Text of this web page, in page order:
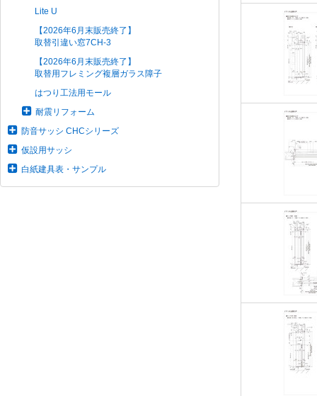
Lite U
【2026年6月末販売終了】
取替引違い窓7CH-3
【2026年6月末販売終了】
取替用フレミング複層ガラス障子
はつり工法用モール
耐震リフォーム
防音サッシ CHCシリーズ
仮設用サッシ
白紙建具表・サンプル